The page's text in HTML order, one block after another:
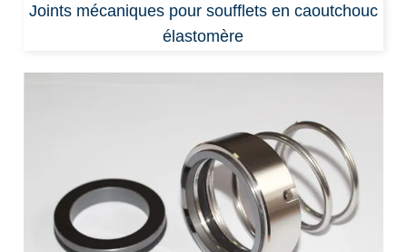
Joints mécaniques pour soufflets en caoutchouc
élastomère